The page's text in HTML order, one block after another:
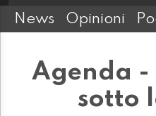
News Opinioni
Agenda -
sotto